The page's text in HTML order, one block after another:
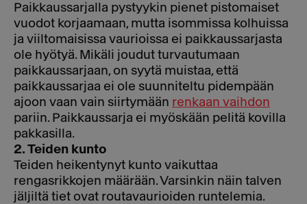
Paikkaussarjalla pystyykin pienet pistomaiset
vuodot korjaamaan, mutta isommissa kolhuissa
ja viiltomaisissa vaurioissa ei paikkaussarjasta
ole hyötyä. Mikäli joudut turvautumaan
paikkaussarjaan, on syytä muistaa, että
paikkaussarjaa ei ole suunniteltu pidempään
ajoon vaan vain siirtymään renkaan vaihdon
pariin. Paikkaussarja ei myöskään pelitä kovilla
pakkasilla.
2. Teiden kunto
Teiden heikentynyt kunto vaikuttaa
rengasrikkojen määrään. Varsinkin näin talven
jäljiltä tiet ovat routavaurioiden runtelemia.